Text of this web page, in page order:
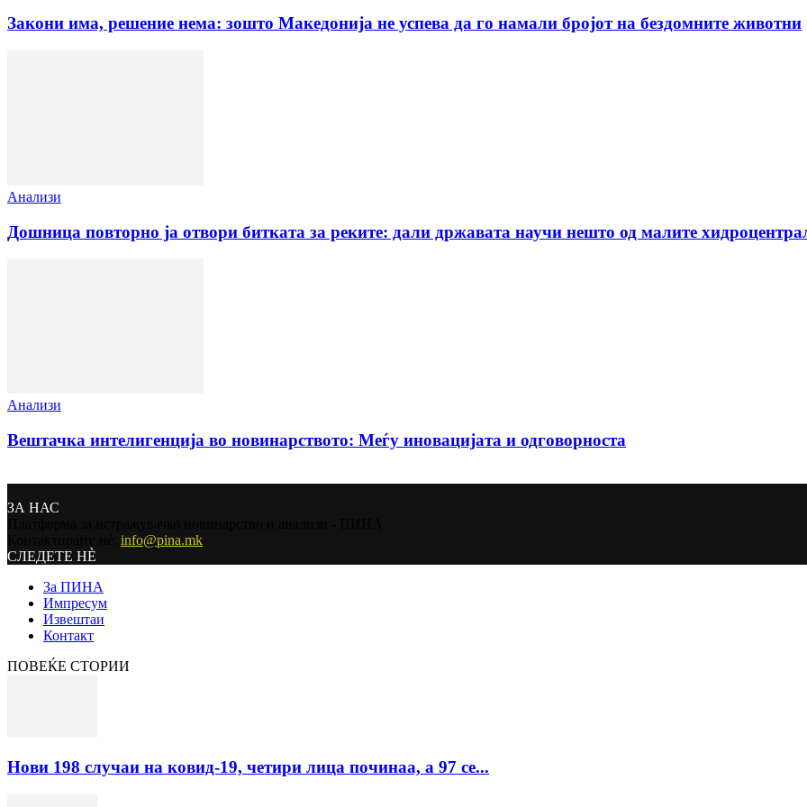
Закони има, решение нема: зошто Македонија не успева да го намали бројот на бездомните животни
Анализи
Дошница повторно ја отвори битката за реките: дали државата научи нешто од малите
Анализи
Вештачка интелигенција во новинарството: Меѓу иновацијата и одговорноста
ЗА НАС
info@pina.mk
СЛЕДЕТЕ НЀ
За ПИНА
Импресум
Извештаи
Контакт
ПОВЕЌЕ СТОРИИ
Нови 198 случаи на ковид-19, четири лица починаа, а 97 се...